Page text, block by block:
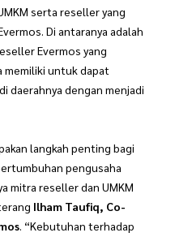
serta reseller yang
Di antaranya adalah
Evermos yang
untuk dapat
daerahnya dengan menjadi
langkah penting bagi
pengusaha
mitra reseller dan UMKM
Ilham Taufiq, Co-
. “Kebutuhan terhadap